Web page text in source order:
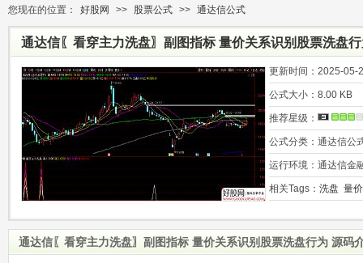
您现在的位置： 好股网 >> 股票公式 >> 通达信公式
通达信〖看穿主力洗盘〗副图指标 量价关系识别股票洗盘
更新时间： 2025-05-
公式大小： 8.00 KB
推荐星级：
公式分类： 通达信公
运行环境： 通达信金
相关Tags： 洗盘 量
通达信〖看穿主力洗盘〗副图指标 量价关系识别股票洗盘行为 源码